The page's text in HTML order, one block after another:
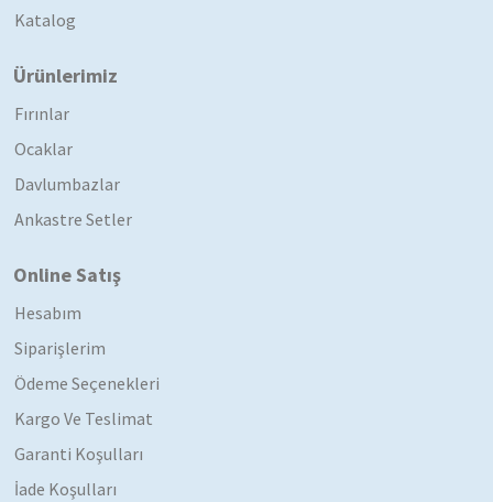
Katalog
Ürünlerimiz
Fırınlar
Ocaklar
Davlumbazlar
Ankastre Setler
Online Satış
Hesabım
Siparişlerim
Ödeme Seçenekleri
Kargo Ve Teslimat
Garanti Koşulları
İade Koşulları